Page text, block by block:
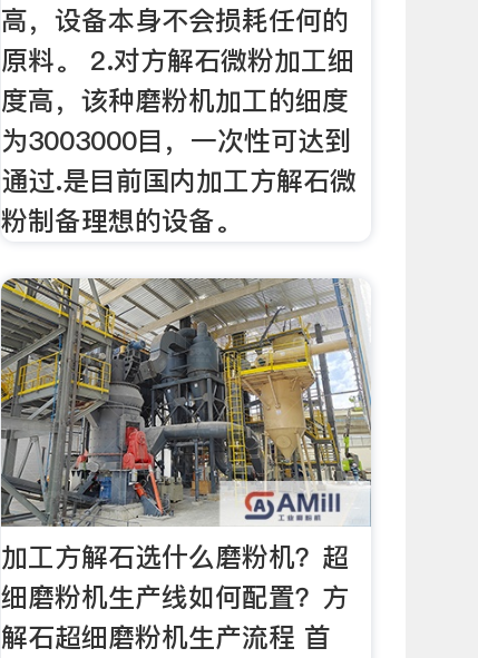
高，设备本身不会损耗任何的
原料。 2.对方解石微粉加工细
度高，该种磨粉机加工的细度
为3003000目，一次性可达到
通过.是目前国内加工方解石微
粉制备理想的设备。
加工方解石选什么磨粉机？超
细磨粉机生产线如何配置？方
解石超细磨粉机生产流程 首